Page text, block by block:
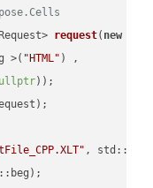
request( new
>(
"HTML" ) ,
))
,